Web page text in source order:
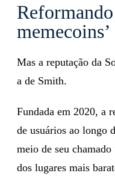
memecoins’
Mas a reputação da
a de Smith.
Fundada em 2020, a
de usuários ao longo
meio de seu
dos lugares mais